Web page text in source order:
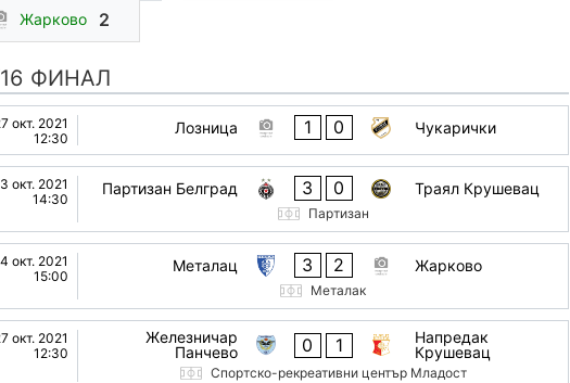
Жарково 2
16 ФИНАЛ
окт. 2021
12:30
Лозница 1 0 Чукарички
окт. 2021
14:30
Партизан Белград 3 0 Траял Крушевац
Партизан
окт. 2021
15:00
Металац 3 2 Жарково
Металак
окт. 2021
12:30
Железничар
Панчево
0 1
Напредак
Крушевац
Спортско-рекреативни център Младост